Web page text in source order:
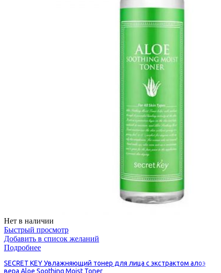
Нет в наличии
Быстрый просмотр
Добавить в список желаний
Подробнее
SECRET KEY Увлажняющий тонер для лица с экстрактом алоэ
вера Aloe Soothing Moist Toner